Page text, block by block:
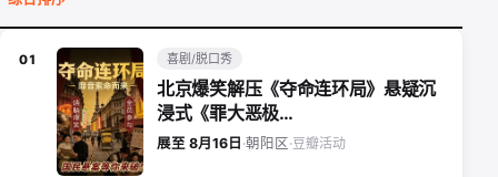
01 喜剧/脱口秀
北京爆笑解压《夺命连环局》悬疑沉
浸式《罪大恶极…
展至 8月16日 ·朝阳区·豆瓣活动